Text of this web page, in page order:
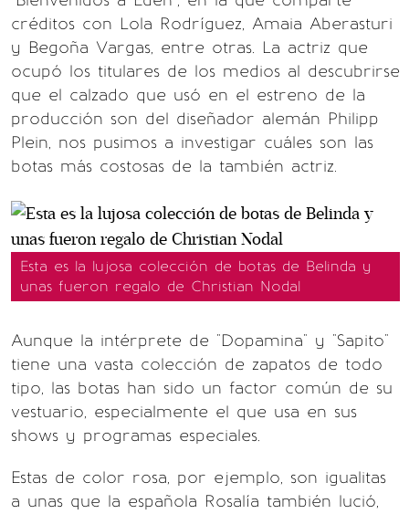
créditos con Lola Rodríguez, Amaia Aberasturi
y Begoña Vargas, entre otras. La actriz que
ocupó los titulares de los medios al descubrirse
que el calzado que usó en el estreno de la
producción son del diseñador alemán Philipp
Plein, nos pusimos a investigar cuáles son las
botas más costosas de la también actriz.
Esta es la lujosa colección de botas de Belinda y
unas fueron regalo de Christian Nodal
Aunque la intérprete de "Dopamina" y "Sapito"
tiene una vasta colección de zapatos de todo
tipo, las botas han sido un factor común de su
vestuario, especialmente el que usa en sus
shows y programas especiales.
Estas de color rosa, por ejemplo, son igualitas
a unas que la española Rosalía también lució,